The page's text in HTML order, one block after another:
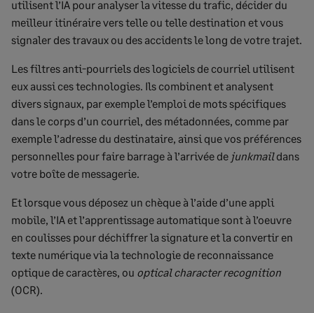
marqué
utilisent l’IA pour analyser la vitesse du trafic, décider du
meilleur itinéraire vers telle ou telle destination et vous
signaler des travaux ou des accidents le long de votre trajet.
Les filtres anti-pourriels des logiciels de courriel utilisent
eux aussi ces technologies. Ils combinent et analysent
divers signaux, par exemple l’emploi de mots spécifiques
dans le corps d’un courriel, des métadonnées, comme par
exemple l’adresse du destinataire, ainsi que vos préférences
personnelles pour faire barrage à l’arrivée de junkmaildans
votre boîte de messagerie.
Et lorsque vous déposez un chèque à l’aide d’une appli
mobile, l’IA et l’apprentissage automatique sont à l’oeuvre
en coulisses pour déchiffrer la signature et la convertir en
texte numérique via la technologie de reconnaissance
optique de caractères, ou optical character recognition
(OCR).